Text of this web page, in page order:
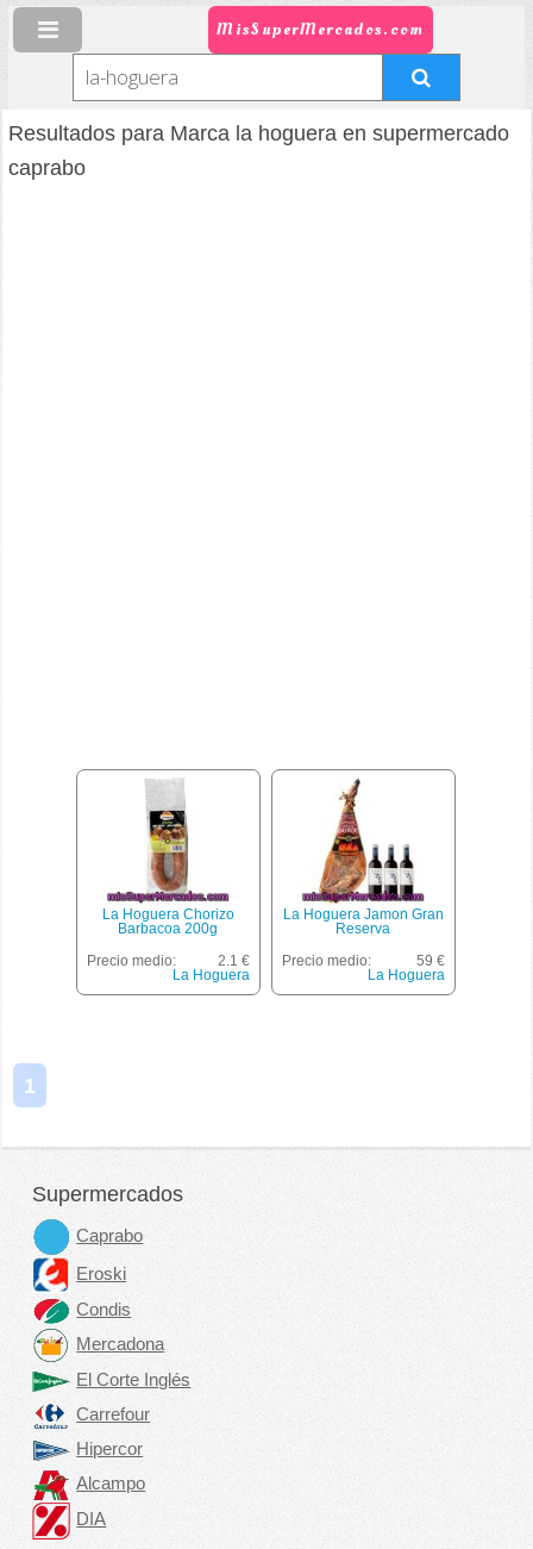
MisSuperMercados.com
Resultados para Marca la hoguera en supermercado
caprabo
La Hoguera Chorizo
Barbacoa 200g
Precio medio:
2.1 €
La Hoguera
La Hoguera Jamon Gran
Reserva
Precio medio:
59 €
La Hoguera
1
Supermercados
Caprabo
Eroski
Condis
Mercadona
El Corte Inglés
Carrefour
Hipercor
Alcampo
DIA